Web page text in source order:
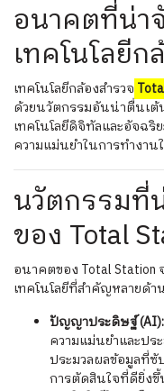
อนาคตที่น่า
เทคโนโลยีก
เทคโนโลยีกล้องสำรวจ
ด้วยนวัตกรรมอันน่าตื่นเต้
เทคโนโลยีดิจิทัลและอัจฉริ
ความแม่นยำในการทำงาน
นวัตกรรมที่
ของ Total
อนาคตของ Total Station
เทคโนโลยีที่สำคัญหลายด้า
ปัญญาประดิษฐ์ (AI):
ความแม่นยำและปร
ประมวลผลข้อมูลที่ซั
การตัดสินใจที่ดียิ่ง